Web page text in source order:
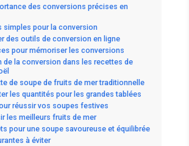
des conversions précises en
simples pour la conversion
des outils de conversion en ligne
pour mémoriser les conversions
de la conversion dans les recettes de
de soupe de fruits de mer traditionnelle
les quantités pour les grandes tablées
réussir vos soupes festives
les meilleurs fruits de mer
pour une soupe savoureuse et équilibrée
à éviter